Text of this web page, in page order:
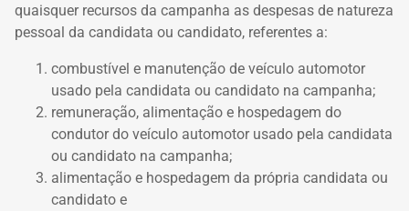
quaisquer recursos da campanha as despesas de natureza
pessoal da candidata ou candidato, referentes a:
combustível e manutenção de veículo automotor
usado pela candidata ou candidato na campanha;
remuneração, alimentação e hospedagem do
condutor do veículo automotor usado pela candidata
ou candidato na campanha;
alimentação e hospedagem da própria candidata ou
candidato e